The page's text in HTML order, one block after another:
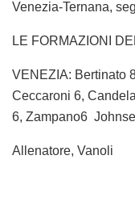
Venezia-Ternana,
LE FORMAZIONI
VENEZIA: Bertinato
Ceccaroni 6,
6, Zampano6
Allenatore, Vanoli